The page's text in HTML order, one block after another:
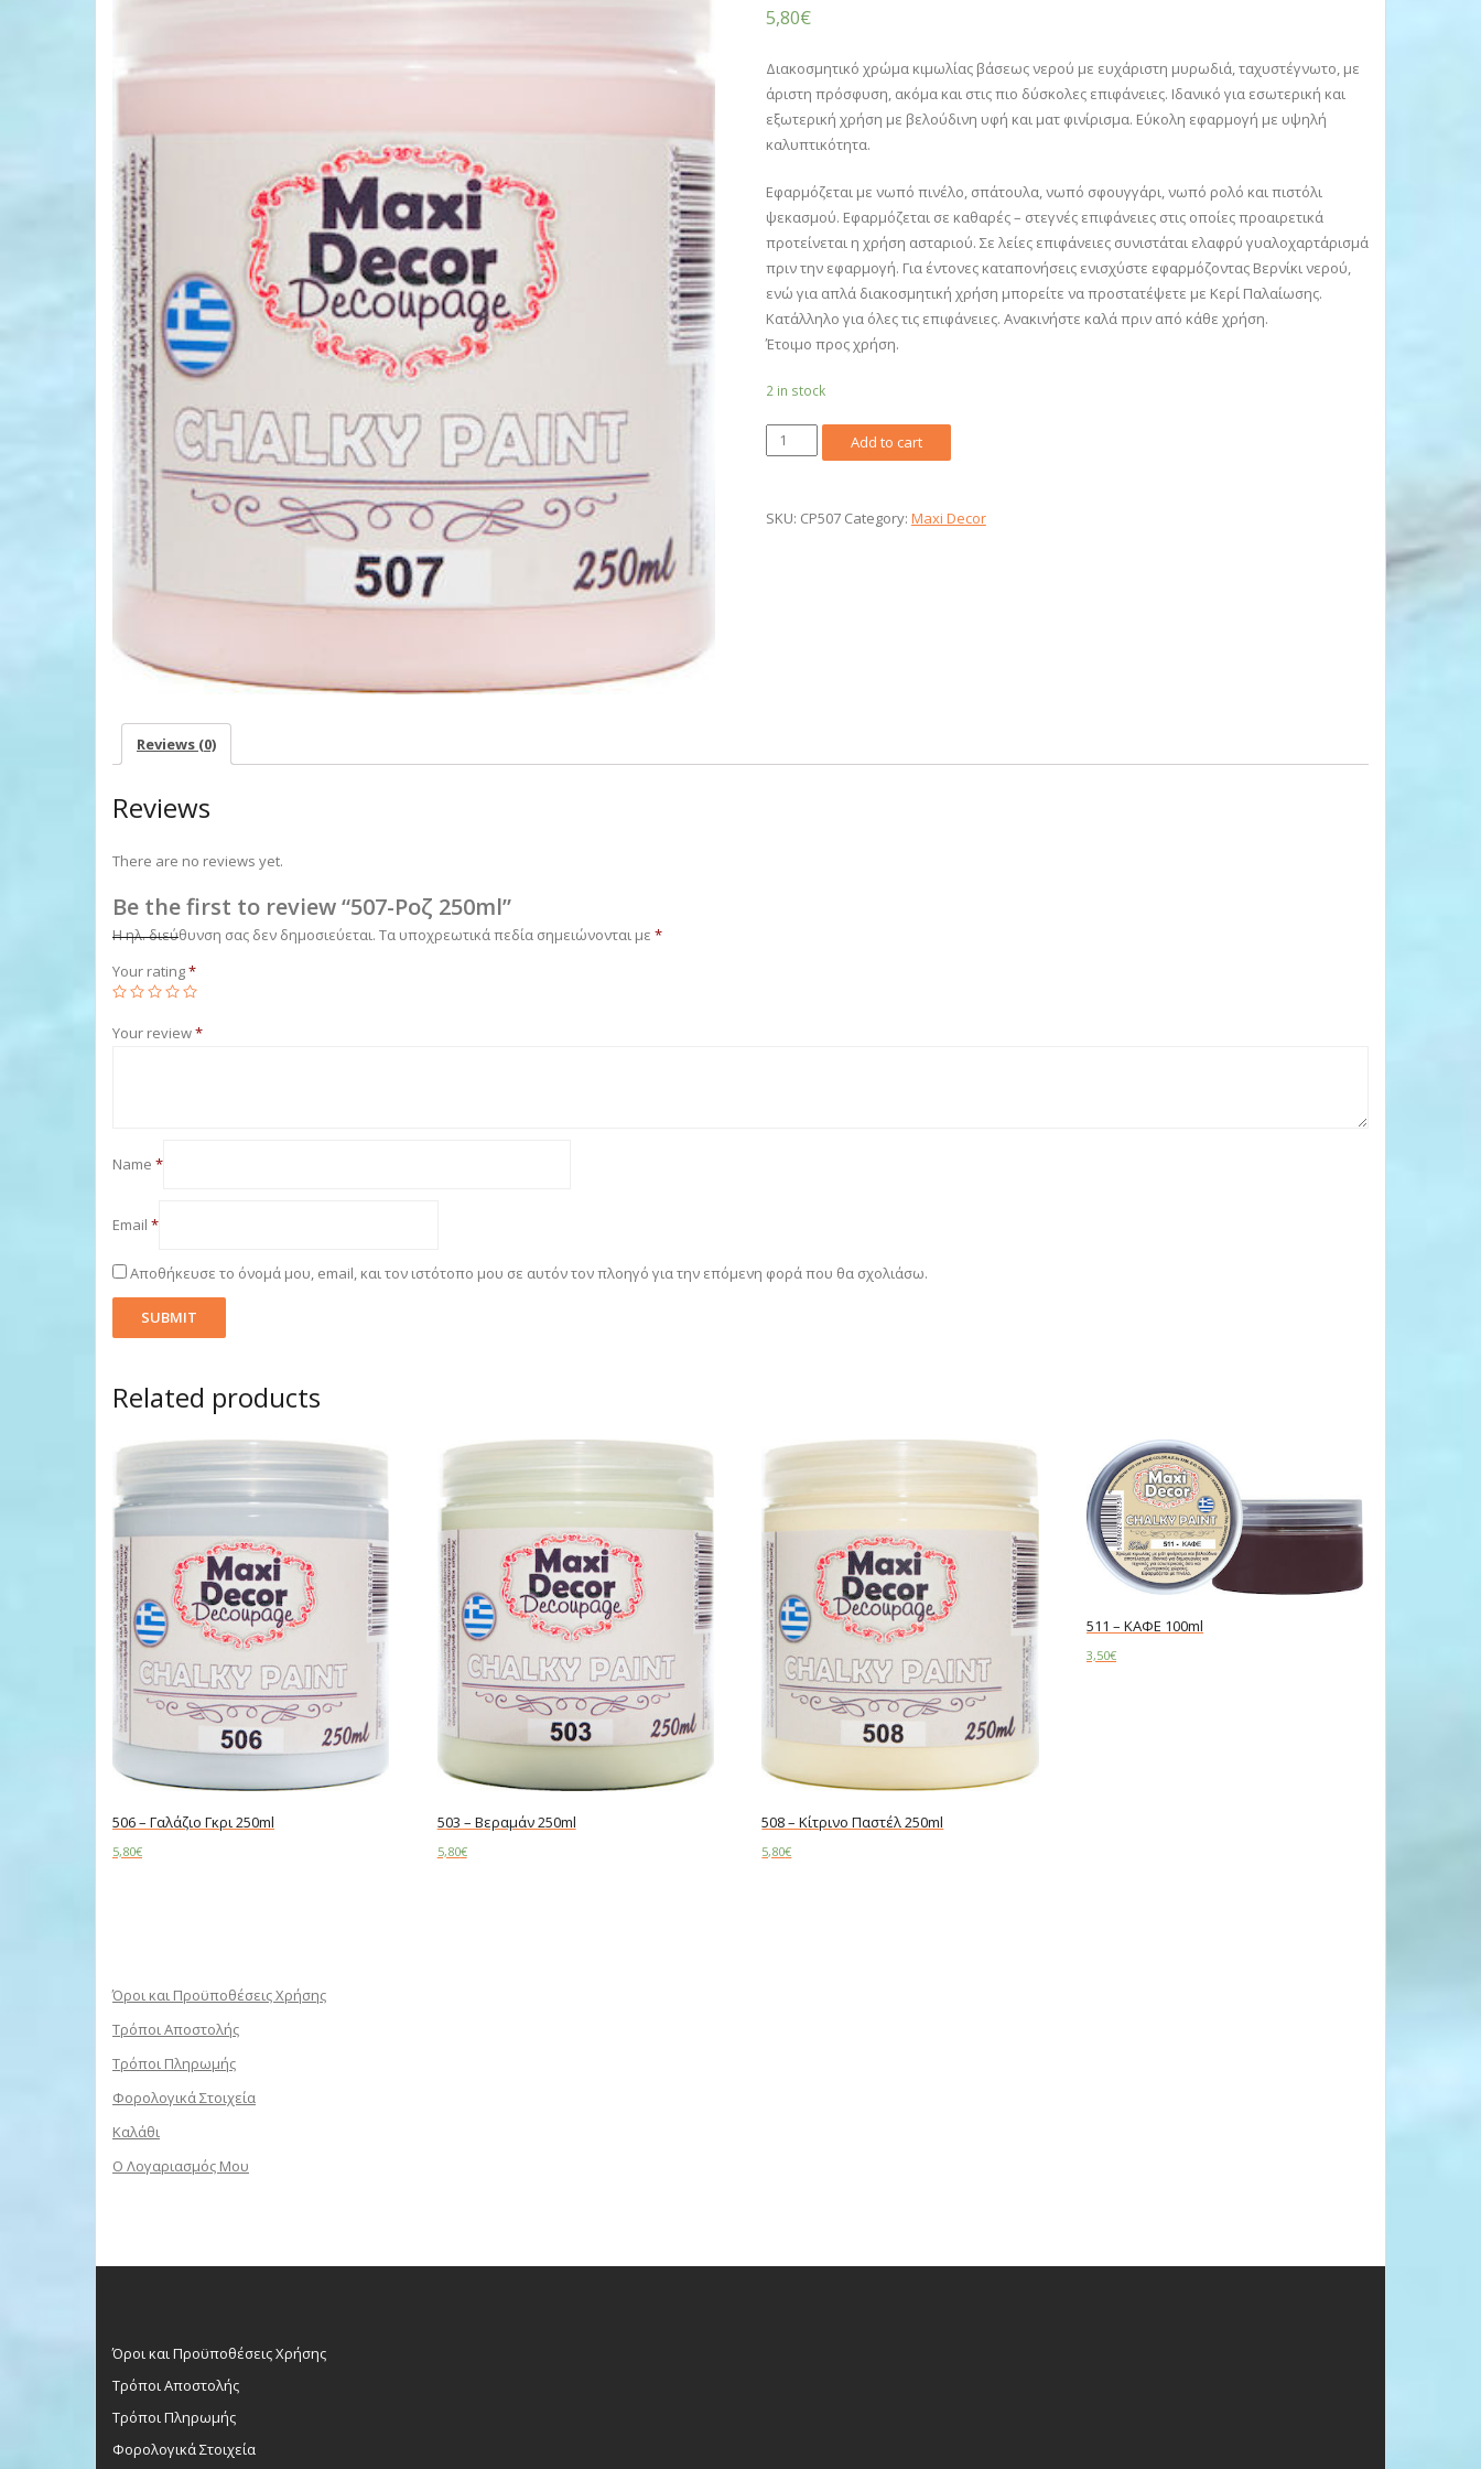
5,80€
Διακοσμητικό χρώμα κιμωλίας βάσεως νερού με ευχάριστη μυρωδιά, ταχυστέγνωτο, με
άριστη πρόσφυση, ακόμα και στις πιο δύσκολες επιφάνειες. Ιδανικό για εσωτερική και
εξωτερική χρήση με βελούδινη υφή και ματ φινίρισμα. Εύκολη εφαρμογή με υψηλή
καλυπτικότητα.
Εφαρμόζεται με νωπό πινέλο, σπάτουλα, νωπό σφουγγάρι, νωπό ρολό και πιστόλι
ψεκασμού. Εφαρμόζεται σε καθαρές – στεγνές επιφάνειες στις οποίες προαιρετικά
προτείνεται η χρήση ασταριού. Σε λείες επιφάνειες συνιστάται ελαφρύ γυαλοχαρτάρισμά
πριν την εφαρμογή. Για έντονες καταπονήσεις ενισχύστε εφαρμόζοντας Βερνίκι νερού,
ενώ για απλά διακοσμητική χρήση μπορείτε να προστατέψετε με Κερί Παλαίωσης.
Κατάλληλο για όλες τις επιφάνειες. Ανακινήστε καλά πριν από κάθε χρήση.
Έτοιμο προς χρήση.
2 in stock
507-
Ροζ
quantity
Add to cart
SKU: CP507 Category: Maxi Decor
Reviews (0)
Reviews
There are no reviews yet.
Be the first to review “507-Ροζ 250ml”
Η ηλ. διεύθυνση σας δεν δημοσιεύεται. Τα υποχρεωτικά πεδία σημειώνονται με *
Your rating*
Your review*
Name *
Email *
Αποθήκευσε το όνομά μου, email, και τον ιστότοπο μου σε αυτόν τον πλοηγό για την επόμενη φορά που θα σχολιάσω.
Related products
506 – Γαλάζιο Γκρι 250ml
5,80€
503 – Βεραμάν 250ml
5,80€
508 – Κίτρινο Παστέλ 250ml
5,80€
511 – ΚΑΦΕ 100ml
3,50€
Όροι και Προϋποθέσεις Χρήσης
Τρόποι Αποστολής
Τρόποι Πληρωμής
Φορολογικά Στοιχεία
Καλάθι
Ο Λογαριασμός Μου
Όροι και Προϋποθέσεις Χρήσης
Τρόποι Αποστολής
Τρόποι Πληρωμής
Φορολογικά Στοιχεία